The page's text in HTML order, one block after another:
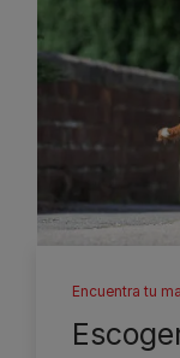
Encuentra tu